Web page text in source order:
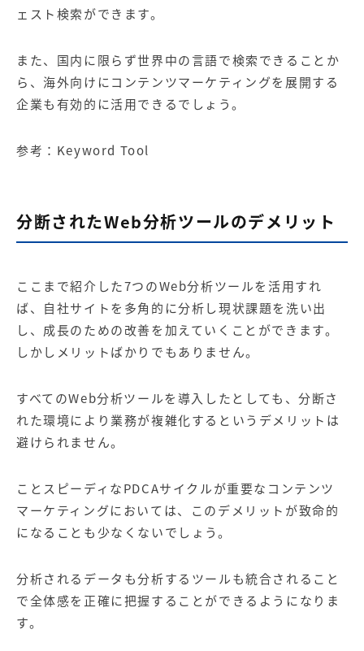
ェスト検索ができます。
また、国内に限らず世界中の言語で検索できることか
ら、海外向けにコンテンツマーケティングを展開する
企業も有効的に活用できるでしょう。
参考： Keyword Tool
分断されたWeb分析ツールのデメリット
ここまで紹介した7つのWeb分析ツールを活用すれ
ば、自社サイトを多角的に分析し現状課題を洗い出
し、成長のための改善を加えていくことができます。
しかしメリットばかりでもありません。
すべてのWeb分析ツールを導入したとしても、分断さ
れた環境により業務が複雑化するというデメリットは
避けられません。
ことスピーディなPDCAサイクルが重要なコンテンツ
マーケティングにおいては、このデメリットが致命的
になることも少なくないでしょう。
分析されるデータも分析するツールも統合されること
で全体感を正確に把握することができるようになりま
す。